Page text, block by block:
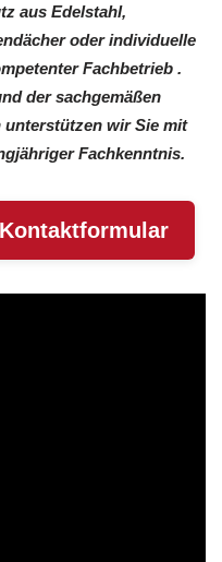
aus Edelstahl,
oder individuelle
Fachbetrieb .
der sachgemäßen
wir Sie mit
Fachkenntnis.